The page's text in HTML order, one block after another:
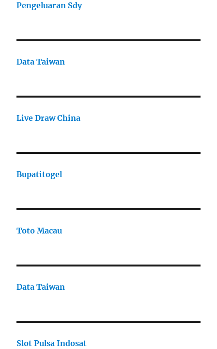
Pengeluaran Sdy
Data Taiwan
Live Draw China
Bupatitogel
Toto Macau
Data Taiwan
Slot Pulsa Indosat